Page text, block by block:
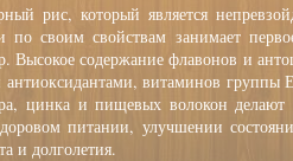
рис, который является
по своим свойствам занимает
Высокое содержание флавонов и
витаминов группы
цинка и пищевых волокон делают
питании, улучшении
и долголетия.